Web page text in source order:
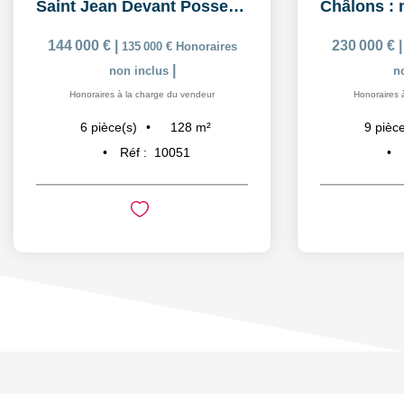
Saint Jean Devant Possesse : maison de charme avec...
144 000 € 135 000 € Honoraires
non inclus
Honoraires à la charge du vendeur
6 pièce(s) 128 m²
Réf :
10051
230 000 €
Honoraires
9